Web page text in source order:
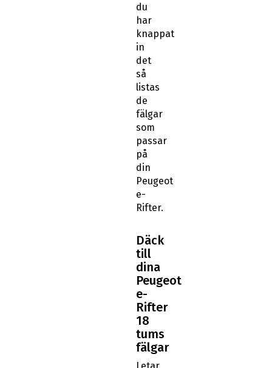
du
har
knappat
in
det
så
listas
de
fälgar
som
passar
på
din
Peugeot
e-
Rifter.
Däck
till
dina
Peugeot
e-
Rifter
18
tums
fälgar